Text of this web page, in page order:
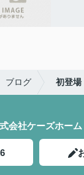
ブログ 初登場
会社ケーズホーム